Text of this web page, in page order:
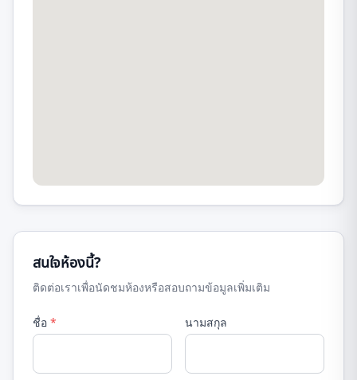
สนใจห้องนี้?
ติดต่อเราเพื่อนัดชมห้องหรือสอบถามข้อมูลเพิ่มเติม
ชื่อ * นามสกุล